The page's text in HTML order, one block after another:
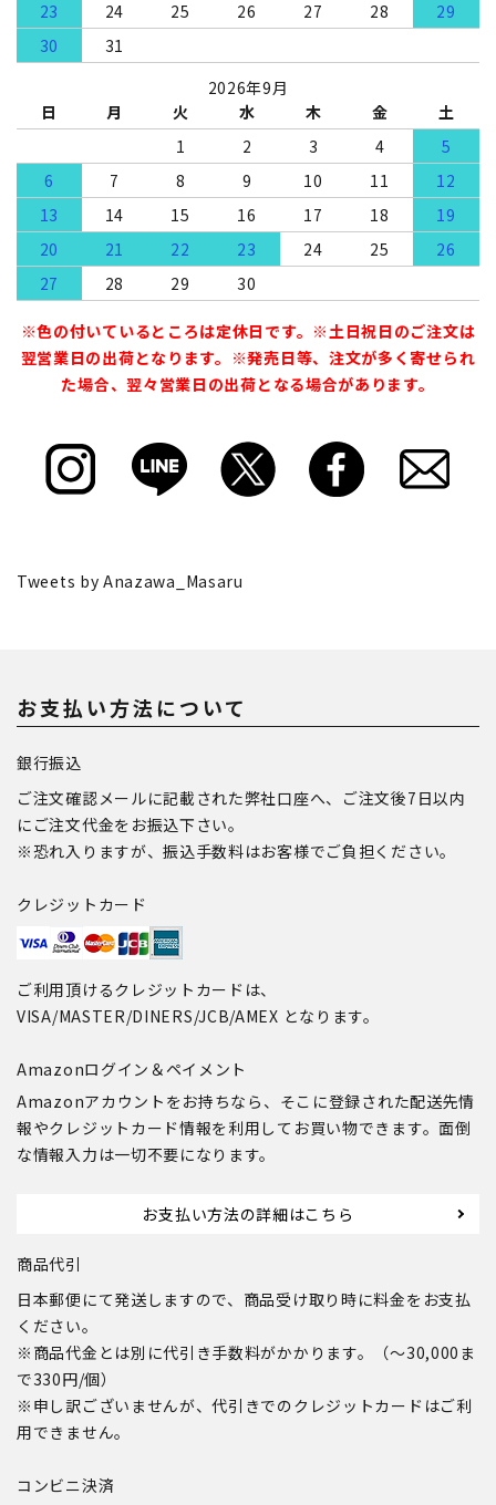
23 24 25 26 27 28
29
30
31
2026年9月
日
月 火 水 木 金
土
1
2 3 4
5
6
7 8 9 10 11
12
13
14 15 16 17 18
19
20
21 22 23 24 25
26
27
28 29 30
※色の付いているところは定休日です。※土日祝日のご注文は
翌営業日の出荷となります。※発売日等、注文が多く寄せられ
た場合、翌々営業日の出荷となる場合があります。
Tweets by Anazawa_Masaru
お支払い方法について
銀行振込
ご注文確認メールに記載された弊社口座へ、ご注文後7日以内
にご注文代金をお振込下さい。
※恐れ入りますが、振込手数料はお客様でご負担ください。
クレジットカード
ご利用頂けるクレジットカードは、
VISA/MASTER/DINERS/JCB/AMEX となります。
Amazonログイン＆ペイメント
Amazonアカウントをお持ちなら、そこに登録された配送先情
報やクレジットカード情報を利用してお買い物できます。面倒
な情報入力は一切不要になります。
お支払い方法の詳細はこちら
商品代引
日本郵便にて発送しますので、商品受け取り時に料金をお支払
ください。
※商品代金とは別に代引き手数料がかかります。（～30,000ま
で330円/個）
※申し訳ございませんが、代引きでのクレジットカードはご利
用できません。
コンビニ決済